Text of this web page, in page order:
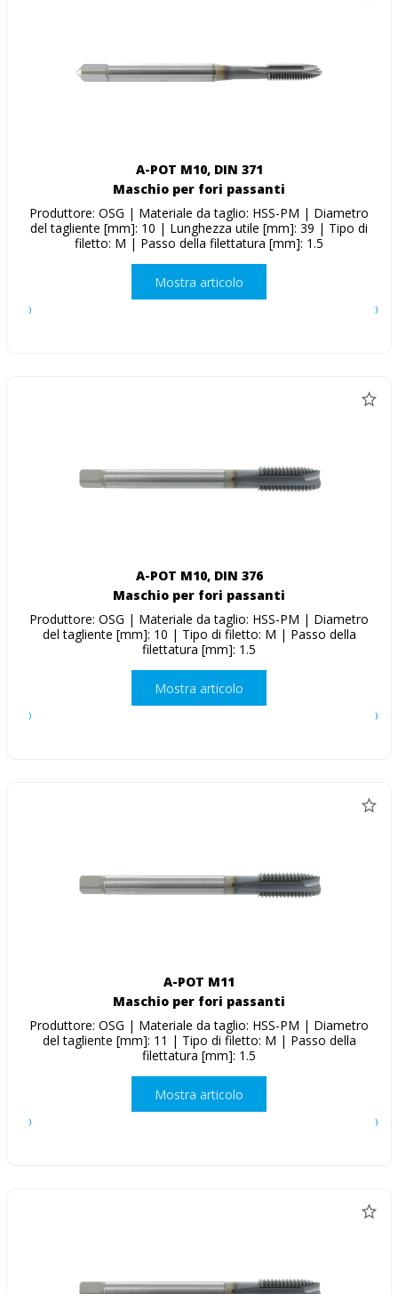
A-POT M10, DIN 371
Maschio per fori passanti
Produttore: OSG | Materiale da taglio: HSS-PM | Diametro
del tagliente [mm]: 10 | Lunghezza utile [mm]: 39 | Tipo di
filetto: M | Passo della filettatura [mm]: 1.5
Mostra articolo
A-POT M10, DIN 376
Maschio per fori passanti
Produttore: OSG | Materiale da taglio: HSS-PM | Diametro
del tagliente [mm]: 10 | Tipo di filetto: M | Passo della
filettatura [mm]: 1.5
Mostra articolo
A-POT M11
Maschio per fori passanti
Produttore: OSG | Materiale da taglio: HSS-PM | Diametro
del tagliente [mm]: 11 | Tipo di filetto: M | Passo della
filettatura [mm]: 1.5
Mostra articolo